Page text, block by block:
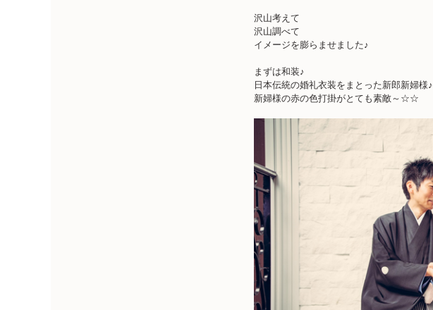
沢山考えて
沢山調べて
イメージを膨らませました♪
まずは和装♪
日本伝統の婚礼衣装をまとった新郎新婦様♪
新婦様の赤の色打掛がとても素敵～☆☆